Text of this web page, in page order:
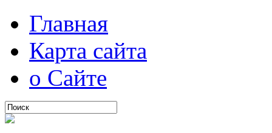
Главная
Карта сайта
о Сайте